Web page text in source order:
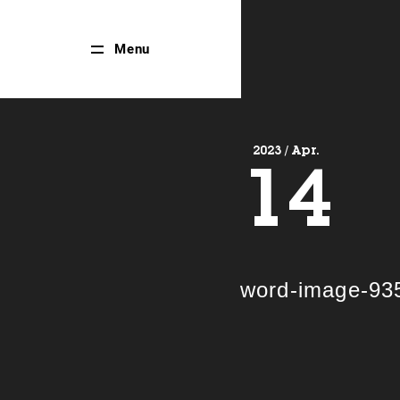
Menu
Menu
2023 / Apr.
14
word-image-